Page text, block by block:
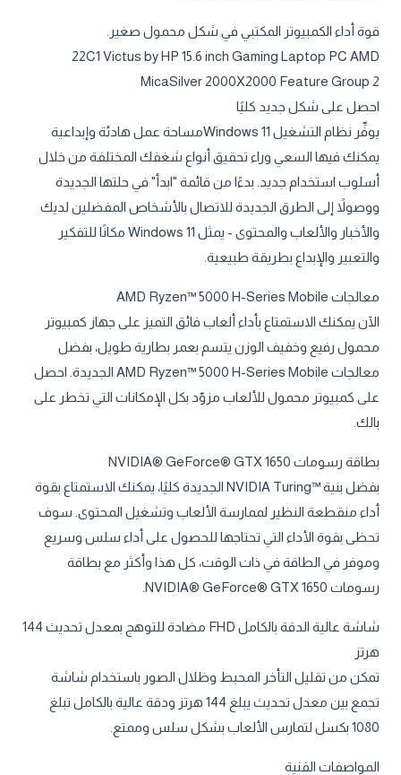
قوة أداء الكمبيوتر المكتبي في شكل محمول صغير.
22C1 Victus by HP 15.6 inch Gaming Laptop PC AMD
MicaSilver 2000X2000 Feature Group 2
احصل على شكل جديد كليًا
يوفِّر نظام التشغيل Windows 11مساحة عمل هادئة وإبداعية
يمكنك فيها السعي وراء تحقيق أنواع شغفك المختلفة من خلال
أسلوب استخدام جديد. بدءًا من قائمة "ابدأ" في حلتها الجديدة
ووصولاً إلى الطرق الجديدة للاتصال بالأشخاص المفضلين لديك
والأخبار والألعاب والمحتوى - يمثل Windows 11 مكانًا للتفكير
والتعبير والإبداع بطريقة طبيعية.
معالجات AMD Ryzen™ 5000 H-Series Mobile
الآن يمكنك الاستمتاع بأداء ألعاب فائق التميز على جهاز كمبيوتر
محمول رفيع وخفيف الوزن يتسم بعمر بطارية طويل، بفضل
معالجات AMD Ryzen™ 5000 H-Series Mobile الجديدة. احصل
على كمبيوتر محمول للألعاب مزوّد بكل الإمكانات التي تخطر على
بالك.
بطاقة رسومات NVIDIA® GeForce® GTX 1650
بفضل بنية NVIDIA Turing™‎ الجديدة كليًا، يمكنك الاستمتاع بقوة
أداء منقطعة النظير لممارسة الألعاب وتشغيل المحتوى. سوف
تحظى بقوة الأداء التي تحتاجها للحصول على أداء سلس وسريع
وموفر في الطاقة في ذات الوقت، كل هذا وأكثر مع بطاقة
رسومات NVIDIA® GeForce® GTX 1650.
شاشة عالية الدقة بالكامل FHD مضادة للتوهج بمعدل تحديث 144
هرتز
تمكن من تقليل التأخر المحبط وظلال الصور باستخدام شاشة
تجمع بين معدل تحديث يبلغ 144 هرتز ودقة عالية بالكامل تبلغ
1080 بكسل لتمارس الألعاب بشكل سلس وممتع.
المواصفات الفنية